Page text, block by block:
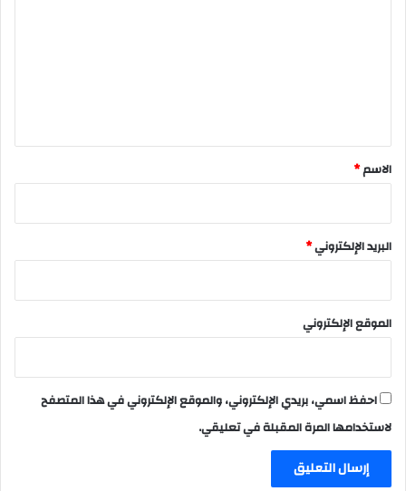
*
الاسم*
البريد الإلكتروني*
الموقع الإلكتروني
احفظ اسمي، بريدي الإلكتروني، والموقع الإلكتروني في هذا المتصفح
لاستخدامها المرة المقبلة في تعليقي.